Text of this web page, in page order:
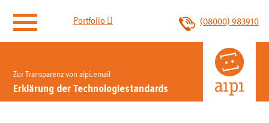
(08000) 983910
Portfolio 
Zur Transparenz von aipi.email
Erklärung der Technologiestandards
E-Mail Postfächer